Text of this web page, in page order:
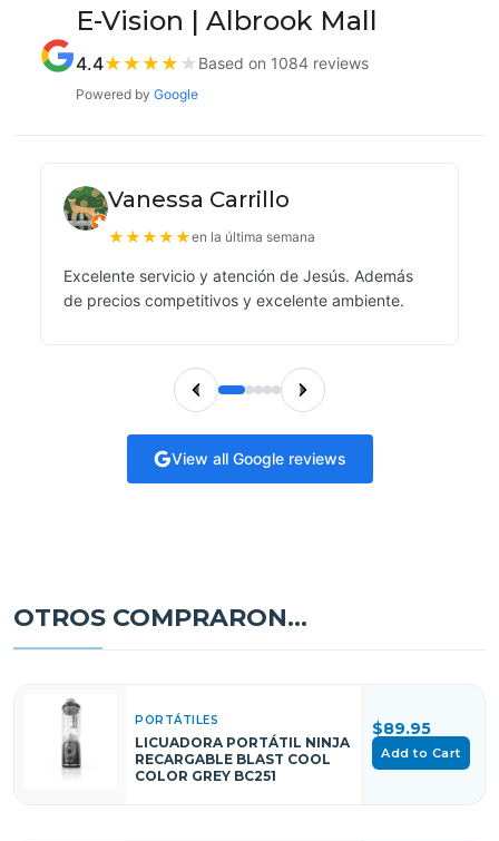
E-Vision | Albrook Mall
4.4★ ★ ★ ★ ★ Based on 1084 reviews
Powered by Google
Vanessa Carrillo
★★★★★en la última semana
Excelente servicio y atención de Jesús. Además
de precios competitivos y excelente ambiente.
View all Google reviews
OTROS COMPRARON...
PORTÁTILES
LICUADORA PORTÁTIL NINJA
RECARGABLE BLAST COOL
COLOR GREY BC251
$89.95
Add to Cart